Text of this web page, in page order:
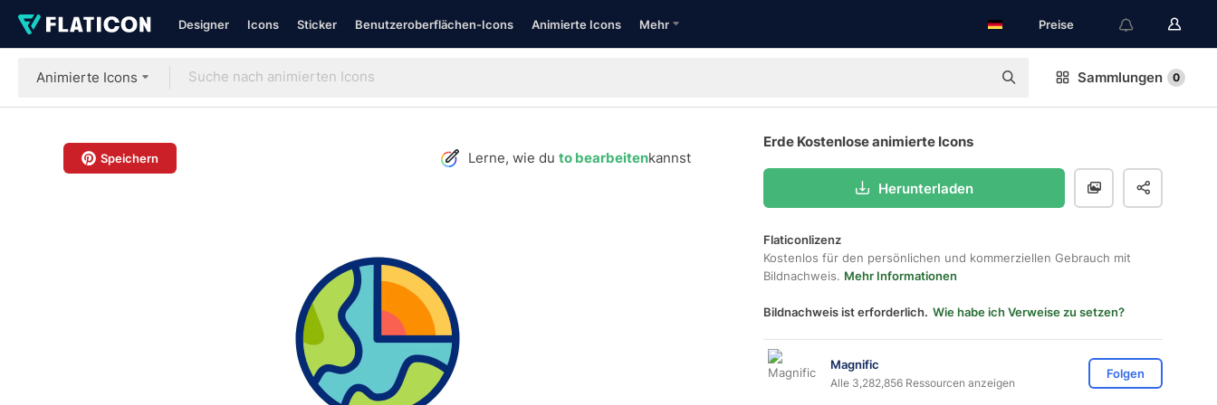
Designer Icons Sticker Benutzeroberflächen-Icons Animierte Icons Mehr Preise
Animierte Icons Sammlungen 0
Speichern Lerne, wie du to bearbeitenkannst
Erde Kostenlose animierte Icons
Herunterladen
Flaticonlizenz
Kostenlos für den persönlichen und kommerziellen Gebrauch mit
Bildnachweis. Mehr Informationen
Bildnachweis ist erforderlich. Wie habe ich Verweise zu setzen?
Magnific
Alle 3,282,856 Ressourcen anzeigen
Folgen